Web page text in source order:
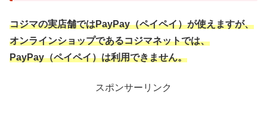
コジマの実店舗ではPayPay（ペイペイ）が使えますが、
オンラインショップであるコジマネットでは、
PayPay（ペイペイ）は利用できません。
スポンサーリンク